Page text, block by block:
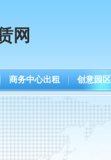
网
商务中心出租 创意园